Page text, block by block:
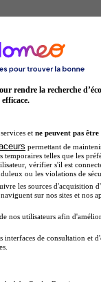
(rapide,
proposé par le
de la
rendre la recherche
efficace.
et ne peuvent pas être
permettant de
telles que les
vérifier s'il est
ou les violations de
les sources d'acquisition
sur nos sites et nos
nos utilisateurs afin
interfaces de consultation et